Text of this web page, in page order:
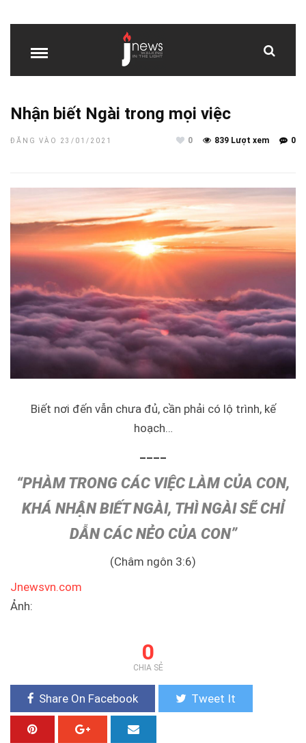
Nhận biết Ngài trong mọi việc
ĐĂNG VÀO 23/01/2021 0
839 Lượt xem
0
Biết nơi đến vẫn chưa đủ, cần phải có lộ trình, kế
hoạch…
“PHÀM TRONG CÁC VIỆC LÀM CỦA CON,
KHÁ NHẬN BIẾT NGÀI, THÌ NGÀI SẼ CHỈ
DẪN CÁC NẺO CỦA CON”
(Châm ngôn 3:6)
Jnewsvn.com
Ảnh:
0
CHIA SẺ
Share On Facebook Tweet It